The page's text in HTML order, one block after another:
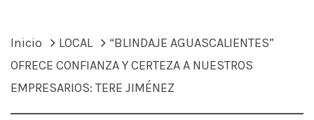
Inicio LOCAL
“BLINDAJE AGUASCALIENTES”
OFRECE CONFIANZA Y CERTEZA A NUESTROS
EMPRESARIOS: TERE JIMÉNEZ